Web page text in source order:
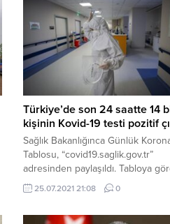
Türkiye’de son 24 saatte 14
kişinin Kovid-19 testi pozitif
Sağlık Bakanlığınca Günlük
Tablosu, “covid19.saglik.gov.tr”
adresinden paylaşıldı. Tabloya
Türkiye’de son 24 saatte 223 bin
25.07.2021 21:08 0